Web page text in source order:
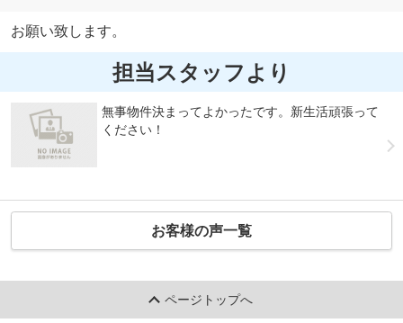
お願い致します。
担当スタッフより
無事物件決まってよかったです。新生活頑張って
ください！
お客様の声一覧
ページトップへ